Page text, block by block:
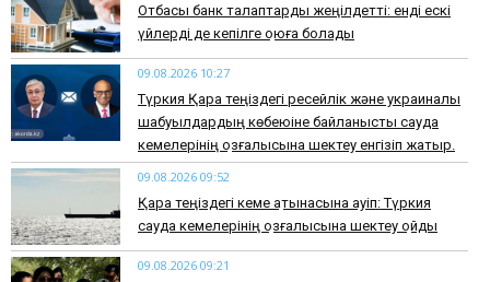
Отбасы банк талаптарды жеңілдетті: енді ескі
үйлерді де кепілге қоюға болады
09.08.2026 10:27
Түркия Қара теңіздегі ресейлік және украиналық
шабуылдардың көбеюіне байланысты сауда
кемелерінің қозғалысына шектеу енгізіп жатыр.
09.08.2026 09:52
Қара теңіздегі кеме қатынасына қауіп: Түркия
сауда кемелерінің қозғалысына шектеу қойды
09.08.2026 09:21